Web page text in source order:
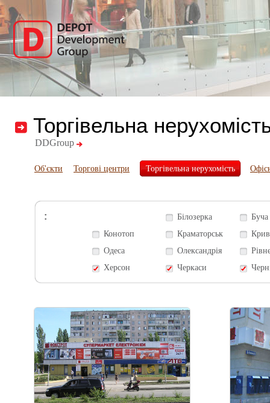
Торгівельна
DDGroup
Об'єкти Торгові центри Торгівельна нерухомість
: Білозерка
Буча
Конотоп
Краматорськ
Одеса
Олександрія
Херсон
Черкаси